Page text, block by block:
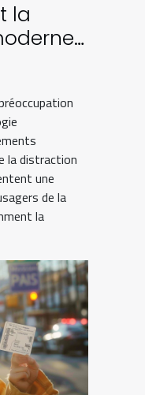
la
les
volant
la distraction
une
de la
la